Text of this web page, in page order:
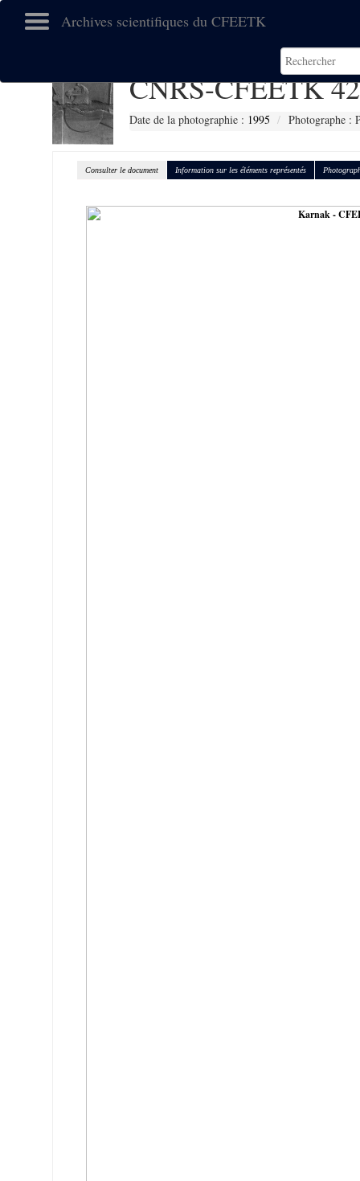
Archives scientifiques du CFEETK
CNRS-CFEETK
Date de la photographie : 1995 Photographe :
Consulter le document Information sur les éléments représentés